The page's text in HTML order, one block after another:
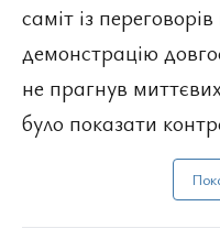
саміт із
демонстрацію
не прагнув
було показати